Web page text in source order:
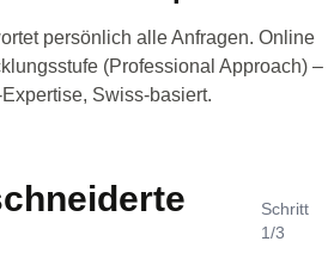
persönlich alle Anfragen. Online
(Professional Approach) –
Swiss-basiert.
Schritt
1/3